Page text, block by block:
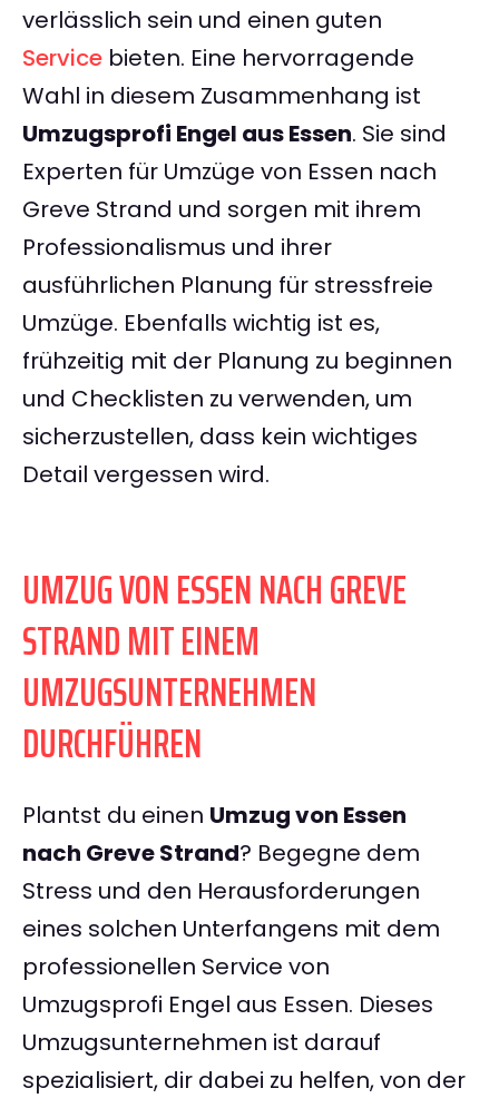
verlässlich sein und einen guten
Service bieten. Eine hervorragende
Wahl in diesem Zusammenhang ist
Umzugsprofi Engel aus Essen. Sie sind
Experten für Umzüge von Essen nach
Greve Strand und sorgen mit ihrem
Professionalismus und ihrer
ausführlichen Planung für stressfreie
Umzüge. Ebenfalls wichtig ist es,
frühzeitig mit der Planung zu beginnen
und Checklisten zu verwenden, um
sicherzustellen, dass kein wichtiges
Detail vergessen wird.
UMZUG VON ESSEN NACH GREVE
STRAND MIT EINEM
UMZUGSUNTERNEHMEN
DURCHFÜHREN
Plantst du einen Umzug von Essen
nach Greve Strand? Begegne dem
Stress und den Herausforderungen
eines solchen Unterfangens mit dem
professionellen Service von
Umzugsprofi Engel aus Essen. Dieses
Umzugsunternehmen ist darauf
spezialisiert, dir dabei zu helfen, von der